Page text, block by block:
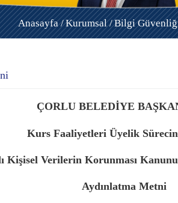
Anasayfa /Kurumsal /Bilgi
ÇORLU BELEDİYE
Kurs Faaliyetleri Üyelik
Kişisel Verilerin Korunması
Aydınlatma Metni